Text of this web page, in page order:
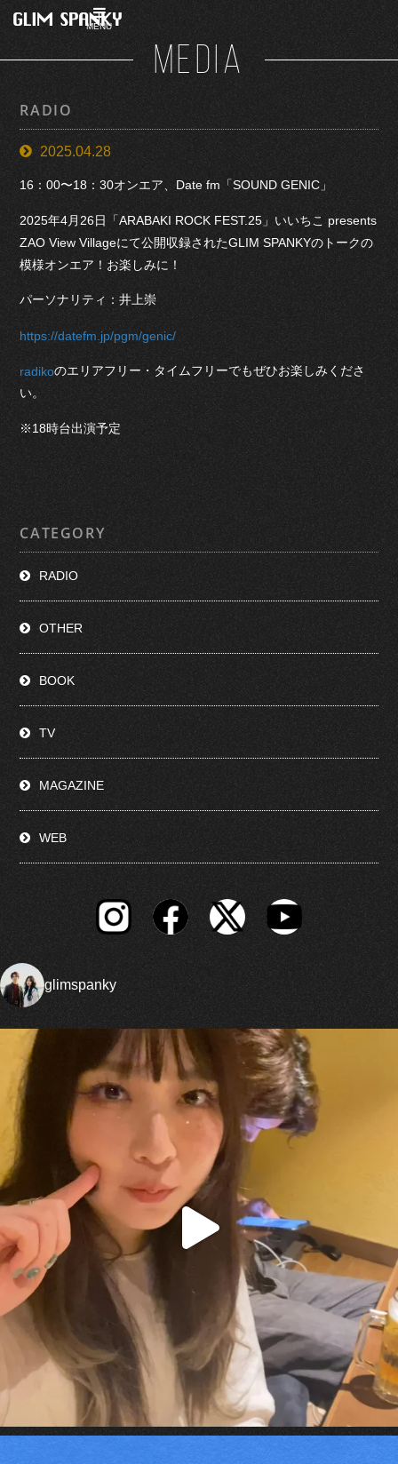
MENU
MEDIA
RADIO
2025.04.28
16：00〜18：30オンエア、Date fm「SOUND GENIC」
2025年4月26日「ARABAKI ROCK FEST.25」いいちこ presents
ZAO View Villageにて公開収録されたGLIM SPANKYのトークの
模様オンエア！お楽しみに！
パーソナリティ：井上崇
https://datefm.jp/pgm/genic/
radikoのエリアフリー・タイムフリーでもぜひお楽しみくださ
い。
※18時台出演予定
CATEGORY
RADIO
OTHER
BOOK
TV
MAGAZINE
WEB
glimspanky